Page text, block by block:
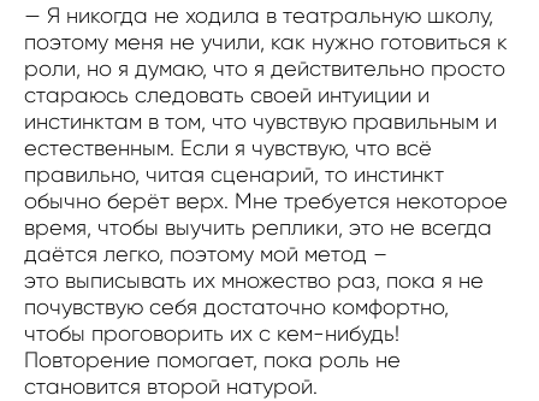
— Я никогда не ходила в театральную школу,
поэтому меня не учили, как нужно готовиться к
роли, но я думаю, что я действительно просто
стараюсь следовать своей интуиции и
инстинктам в том, что чувствую правильным и
естественным. Если я чувствую, что всё
правильно, читая сценарий, то инстинкт
обычно берёт верх. Мне требуется некоторое
время, чтобы выучить реплики, это не всегда
даётся легко, поэтому мой метод –
это выписывать их множество раз, пока я не
почувствую себя достаточно комфортно,
чтобы проговорить их с кем-нибудь!
Повторение помогает, пока роль не
становится второй натурой.